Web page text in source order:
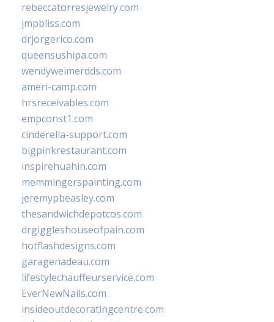
rebeccatorresjewelry.com
jmpbliss.com
drjorgerico.com
queensushipa.com
wendyweimerdds.com
ameri-camp.com
hrsreceivables.com
empconst1.com
cinderella-support.com
bigpinkrestaurant.com
inspirehuahin.com
memmingerspainting.com
jeremypbeasley.com
thesandwichdepotcos.com
drgiggleshouseofpain.com
hotflashdesigns.com
garagenadeau.com
lifestylechauffeurservice.com
EverNewNails.com
insideoutdecoratingcentre.com